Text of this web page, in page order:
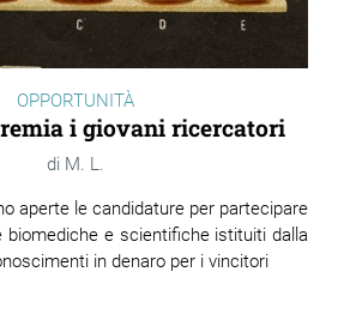
OPPORTUNITÀ
i giovani ricercatori
M. L.
aperte le candidature per partecipare
biomediche e scientifiche istituiti dalla
in denaro per i vincitori